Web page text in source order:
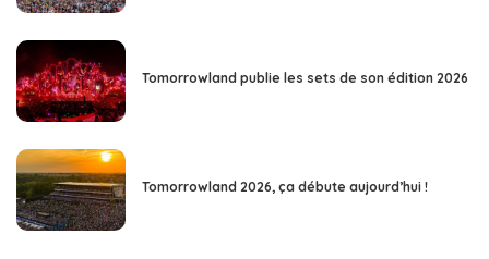
Tomorrowland publie les sets de son édition 2026
Tomorrowland 2026, ça débute aujourd’hui !